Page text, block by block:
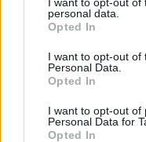
personal data.
Opted In
I want to opt-out of
Personal Data.
Opted In
I want to opt-out of
Personal Data for
Opted In